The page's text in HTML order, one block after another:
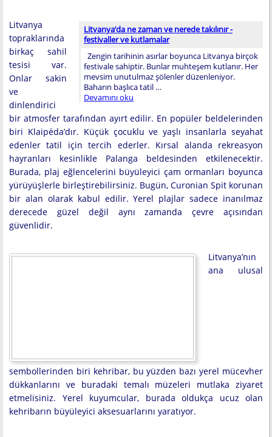
Litvanya’da ne zaman ve nerede takılınır -
festivaller ve kutlamalar
Zengin tarihinin asırlar boyunca Litvanya birçok
festivale sahiptir. Bunlar muhteşem kutlanır. Her
mevsim unutulmaz şölenler düzenleniyor.
Baharın başlıca tatil …
Devamını oku
Litvanya
topraklarında
birkaç sahil
tesisi var.
Onlar sakin
ve
dinlendirici
bir atmosfer tarafından ayırt edilir. En popüler beldelerinden
biri Klaipėda’dır. Küçük çocuklu ve yaşlı insanlarla seyahat
edenler tatil için tercih ederler. Kırsal alanda rekreasyon
hayranları kesinlikle Palanga beldesinden etkilenecektir.
Burada, plaj eğlencelerini büyüleyici çam ormanları boyunca
yürüyüşlerle birleştirebilirsiniz. Bugün, Curonian Spit korunan
bir alan olarak kabul edilir. Yerel plajlar sadece inanılmaz
derecede güzel değil aynı zamanda çevre açısından
güvenlidir.
Litvanya’nın
ana ulusal
sembollerinden biri kehribar, bu yüzden bazı yerel mücevher
dükkanlarını ve buradaki temalı müzeleri mutlaka ziyaret
etmelisiniz. Yerel kuyumcular, burada oldukça ucuz olan
kehribarın büyüleyici aksesuarlarını yaratıyor.